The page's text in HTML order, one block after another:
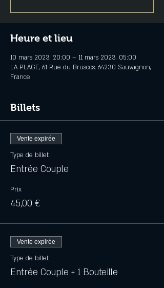
Heure et lieu
10 mars 2023, 20:00 – 11 mars 2023, 05:00
LA PLAGE, 61 Rue du Bruscos, 64230 Sauvagnon,
France
Billets
Vente expirée
Type de billet
Entrée Couple
Prix
45,00 €
Vente expirée
Type de billet
Entrée Couple + 1 Bouteille